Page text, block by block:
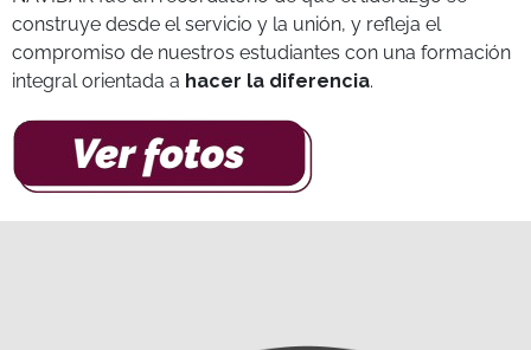
construye desde el servicio y la unión, y refleja el
compromiso de nuestros estudiantes con una formación
integral orientada a hacer la diferencia.